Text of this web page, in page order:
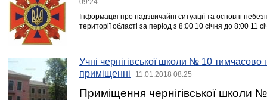
Інформація про надзвичайні ситуації та основні
території області за період з 8:00 10 січня до 8:00 11
Учні чернігівської школи № 10
приміщенні
11.01.2018 08:25
Приміщення чернігівської школи